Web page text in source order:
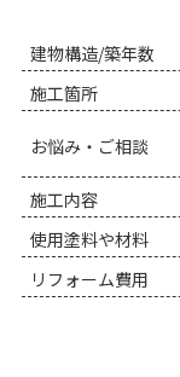
建物構造/築年数
施工箇所
お悩み・ご相談
施工内容
使用塗料や材料
リフォーム費用